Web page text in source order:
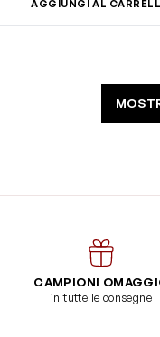
AGGIUNGI AL
CAMPIONI
in tutte le consegne